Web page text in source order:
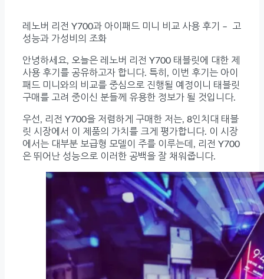
레노버 리전 Y700과 아이패드 미니 비교 사용 후기 – 고
성능과 가성비의 조화
안녕하세요, 오늘은 레노버 리전 Y700 태블릿에 대한 제
사용 후기를 공유하고자 합니다. 특히, 이번 후기는 아이
패드 미니와의 비교를 중심으로 진행될 예정이니 태블릿
구매를 고려 중이신 분들께 유용한 정보가 될 것입니다.
우선, 리전 Y700을 저렴하게 구매한 저는, 8인치대 태블
릿 시장에서 이 제품의 가치를 크게 평가합니다. 이 시장
에서는 대부분 보급형 모델이 주를 이루는데, 리전 Y700
은 뛰어난 성능으로 이러한 공백을 잘 채워줍니다.